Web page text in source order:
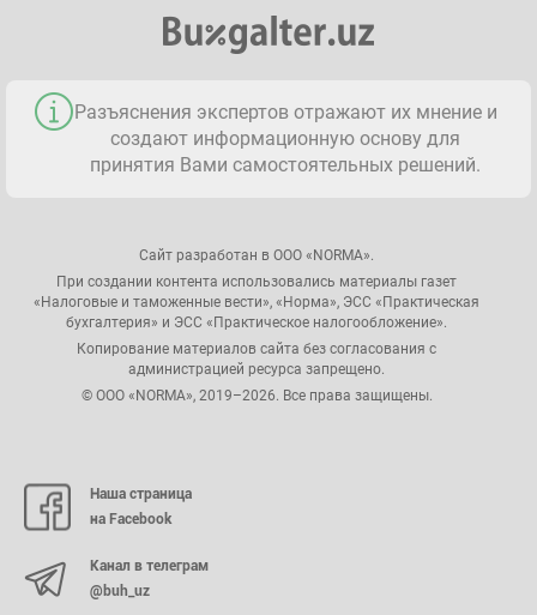
Разъяснения экспертов отражают их мнение и
создают информационную основу для
принятия Вами самостоятельных решений.
Сайт разработан в ООО «NORMA».
При создании контента использовались материалы газет
«Налоговые и таможенные вести», «Норма», ЭСС «Практическая
бухгалтерия» и ЭСС «Практическое налогообложение».
Копирование материалов сайта без согласования с
администрацией ресурса запрещено.
© ООО «NORMA», 2019–2026. Все права защищены.
Наша страница
на Facebook
Канал в телеграм
@buh_uz